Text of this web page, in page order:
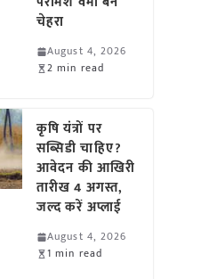
चेहरा
August 4, 2026
2 min read
कृषि यंत्रों पर
सब्सिडी चाहिए?
आवेदन की आखिरी
तारीख 4 अगस्त,
जल्द करें अप्लाई
August 4, 2026
1 min read